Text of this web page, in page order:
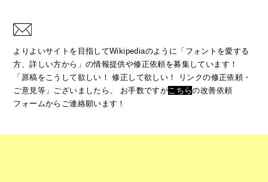
よりよいサイトを目指してWikipediaのように「フォントを愛する
方、詳しい方から」の情報提供や修正依頼を募集しています！
「原稿をこうして欲しい！ 修正して欲しい！ リンクの修正依頼・
ご意見等」ございましたら、
お手数ですが こちらの改善依頼
フォームからご連絡願います！